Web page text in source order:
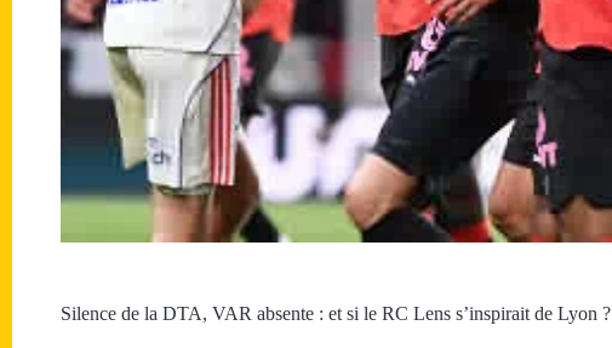
Silence de la DTA, VAR absente : et si le RC Lens s’inspirait de Lyon ?